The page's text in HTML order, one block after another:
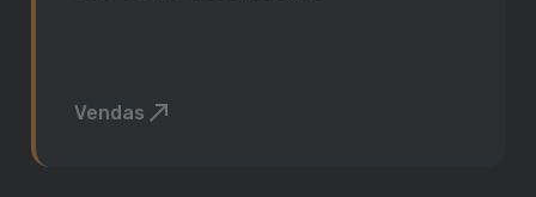
Vendas